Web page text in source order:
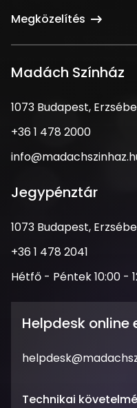
Megközelítés
Madách Színház
1073
Erzsébet
krt.
33.
1073 Budapest,
Telefonszám
+36 1 478 2000
Email
Jegypénztár
Cím
1073 Budapest,
Telefonszám
+36 1 478 2041
Nyitva
Hétfő - Péntek 10:00 -
Helpdesk online
Email
Technikai